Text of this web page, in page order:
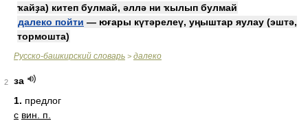
ҡайҙа) китеп булмай, әллә ни ҡылып булмай
далеко пойти — юғары күтәрелеү, уңыштар яулау (эштә,
тормошта)
Русско-башкирский словарь > далеко
2
за
1. предлог
с вин. п.